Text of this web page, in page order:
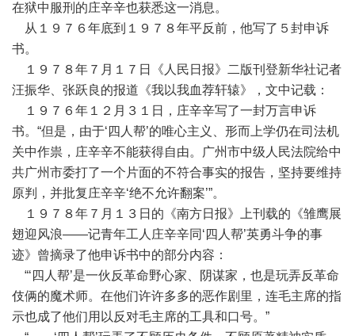
在狱中服刑的庄辛辛也获悉这一消息。
从１９７６年底到１９７８年平反前，他写了５封申诉
书。
１９７８年７月１７日《人民日报》二版刊登新华社记者
汪振华、张跃良的报道《我以我血荐轩辕》，文中记载：
１９７６年１２月３１日，庄辛辛写了一封万言申诉
书。“但是，由于‘四人帮’的唯心主义、形而上学仍在司法机
关中作祟，庄辛辛不能获得自由。广州市中级人民法院给中
共广州市委打了一个片面的不符合事实的报告，坚持要维持
原判，并批复庄辛辛‘绝不允许翻案’”。
１９７８年７月１３日的《南方日报》上刊载的《雏鹰展
翅迎风浪——记青年工人庄辛辛同‘四人帮’英勇斗争的事
迹》曾摘录了他申诉书中的部分内容：
“‘四人帮’是一伙反革命野心家、阴谋家，也是玩弄反革命
伎俩的魔术师。在他们许许多多的恶作剧里，连毛主席的指
示也成了他们用以反对毛主席的工具和口号。”